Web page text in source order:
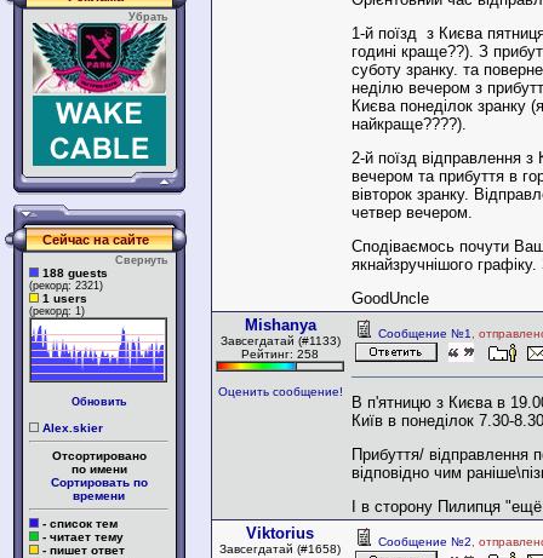
Убрать
Сейчас на сайте
Свернуть
188 guests
(рекорд: 2321)
1 users
(рекорд: 1)
Обновить
Alex.skier
Отсортировано
по имени
Сортировать по
времени
- список тем
- читает тему
- пишет ответ
1-й поїзд з Києва
годині краще??). З
суботу зранку. та
неділю вечером з
Києва понеділок зранку
найкраще????).
2-й поїзд відправлення з
вечером та прибуття в
вівторок зранку.
четвер вечером.
Сподіваємось почути
якнайзручнішого
GoodUncle
Mishanya
Завсегдатай (#1133)
Рейтинг: 258
Оценить сообщение!
Сообщение №1 ,
В п'ятницю з Києва в
Київ в понеділок 7.30-
Прибуття/ відправлення
відповідно чим
І в сторону Пилипця
Viktorius
Завсегдатай (#1658)
Сообщение №2 ,